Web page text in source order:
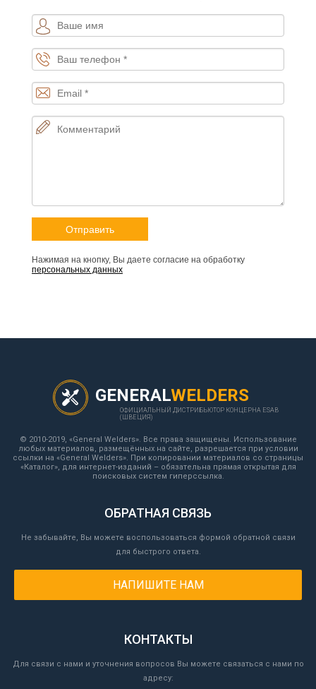
Нажимая на кнопку, Вы даете согласие на обработку
персональных данных
GENERALWELDERS
ОФИЦИАЛЬНЫЙ ДИСТРИБЬЮТОР КОНЦЕРНА ESAB
(ШВЕЦИЯ)
© 2010-2019, «General Welders». Все права защищены. Использование
любых материалов, размещённых на сайте, разрешается при условии
ссылки на «General Welders». При копировании материалов со страницы
«Каталог», для интернет-изданий – обязательна прямая открытая для
поисковых систем гиперссылка.
ОБРАТНАЯ СВЯЗЬ
Не забывайте, Вы можете воспользоваться формой обратной связи
для быстрого ответа.
НАПИШИТЕ НАМ
КОНТАКТЫ
Для связи с нами и уточнения вопросов Вы можете связаться с нами по
адресу: